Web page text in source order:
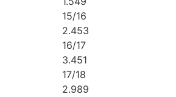
15/16
2.453
16/17
3.451
17/18
2.989